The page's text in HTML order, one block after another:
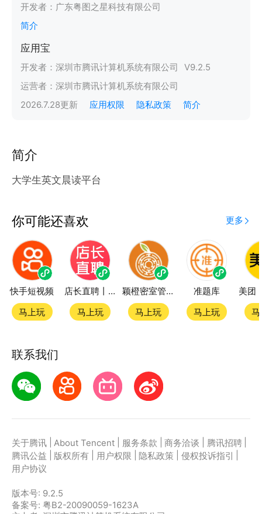
开发者： 广东粤图之星科技有限公司
简介
应用宝
开发者： 深圳市腾讯计算机系统有限公司 V9.2.5
运营者： 深圳市腾讯计算机系统有限公司
2026.7.28更新 应用权限 隐私政策 简介
简介
大学生英文晨读平台
你可能还喜欢 更多
快手短视频
马上玩
店长直聘丨求职招聘找工作
马上玩
颖橙密室管家SmartOrange
马上玩
准题库
马上玩
联系我们
关于腾讯 About Tencent 服务条款 商务洽谈 腾讯招聘
腾讯公益
版权所有 用户权限 隐私政策 侵权投诉指引
用户协议
版本号: 9.2.5
备案号: 粤B2-20090059-1623A